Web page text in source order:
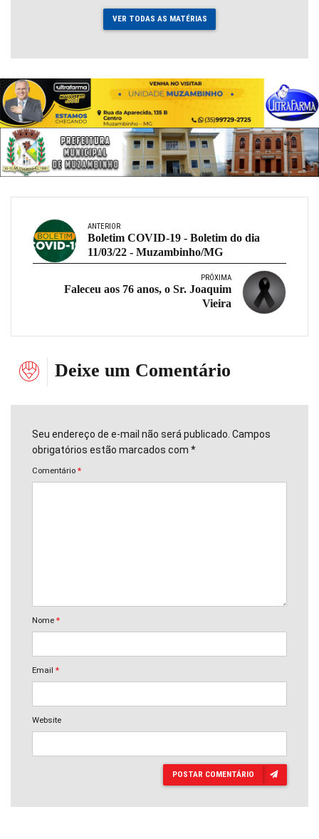
VER TODAS AS MATÉRIAS
ANTERIOR
Boletim COVID-19 - Boletim do dia
11/03/22 - Muzambinho/MG
PRÓXIMA
Faleceu aos 76 anos, o Sr. Joaquim
Vieira
Deixe um Comentário
Seu endereço de e-mail não será publicado. Campos
obrigatórios estão marcados com *
Comentário *
Nome *
Email *
Website
POSTAR COMENTÁRIO